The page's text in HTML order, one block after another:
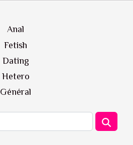
Anal
Fetish
Dating
Hetero
Général